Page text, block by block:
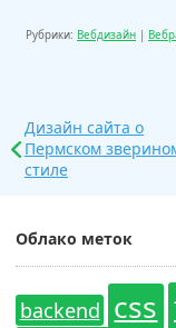
Рубрики: Вебдизайн |
Дизайн сайта о
Пермском
стиле
Облако меток
backend css